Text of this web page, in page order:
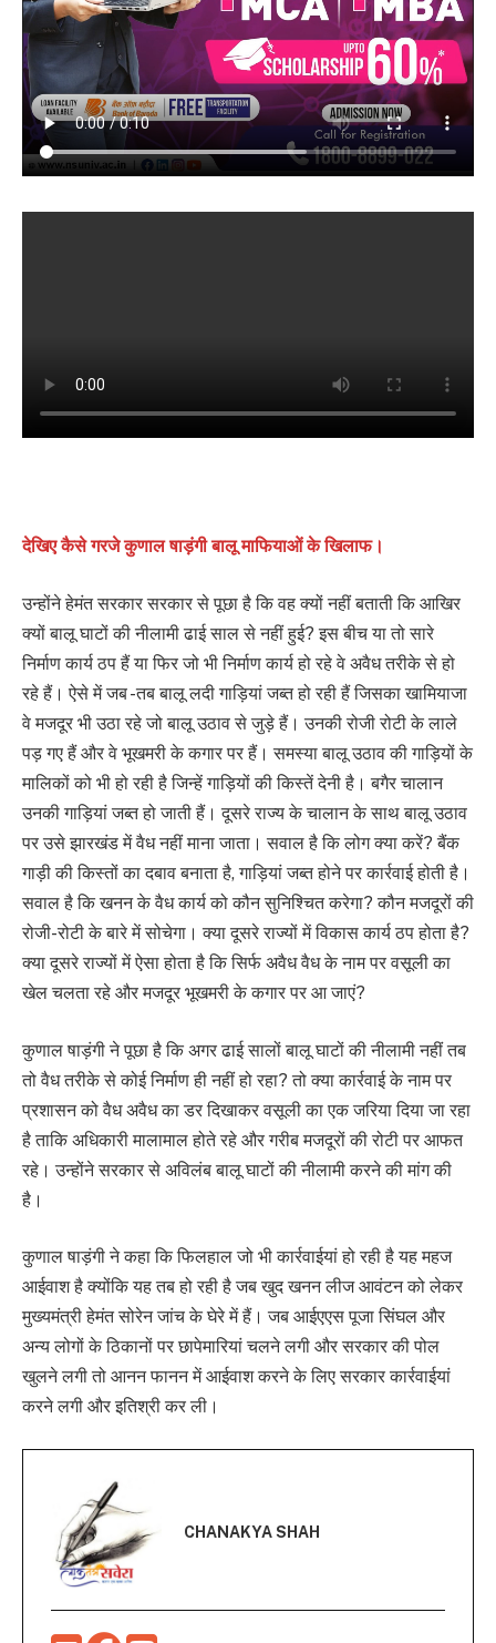
देखिए कैसे गरजे कुणाल षाड़ंगी बालू माफियाओं के खिलाफ।
उन्होंने हेमंत सरकार सरकार से पूछा है कि वह क्यों नहीं बताती कि आखिर
क्यों बालू घाटों की नीलामी ढाई साल से नहीं हुई? इस बीच या तो सारे
निर्माण कार्य ठप हैं या फिर जो भी निर्माण कार्य हो रहे वे अवैध तरीके से हो
रहे हैं। ऐसे में जब -तब बालू लदी गाड़ियां जब्त हो रही हैं जिसका खामियाजा
वे मजदूर भी उठा रहे जो बालू उठाव से जुड़े हैं। उनकी रोजी रोटी के लाले
पड़ गए हैं और वे भूखमरी के कगार पर हैं। समस्या बालू उठाव की गाड़ियों के
मालिकों को भी हो रही है जिन्हें गाड़ियों की किस्तें देनी है। बगैर चालान
उनकी गाड़ियां जब्त हो जाती हैं। दूसरे राज्य के चालान के साथ बालू उठाव
पर उसे झारखंड में वैध नहीं माना जाता। सवाल है कि लोग क्या करें? बैंक
गाड़ी की किस्तों का दबाव बनाता है, गाड़ियां जब्त होने पर कार्रवाई होती है।
सवाल है कि खनन के वैध कार्य को कौन सुनिश्चित करेगा? कौन मजदूरों की
रोजी-रोटी के बारे में सोचेगा। क्या दूसरे राज्यों में विकास कार्य ठप होता है?
क्या दूसरे राज्यों में ऐसा होता है कि सिर्फ अवैध वैध के नाम पर वसूली का
खेल चलता रहे और मजदूर भूखमरी के कगार पर आ जाएं?
कुणाल षाड़ंगी ने पूछा है कि अगर ढाई सालों बालू घाटों की नीलामी नहीं तब
तो वैध तरीके से कोई निर्माण ही नहीं हो रहा? तो क्या कार्रवाई के नाम पर
प्रशासन को वैध अवैध का डर दिखाकर वसूली का एक जरिया दिया जा रहा
है ताकि अधिकारी मालामाल होते रहे और गरीब मजदूरों की रोटी पर आफत
रहे। उन्होंने सरकार से अविलंब बालू घाटों की नीलामी करने की मांग की
है।
कुणाल षाड़ंगी ने कहा कि फिलहाल जो भी कार्रवाईयां हो रही है यह महज
आईवाश है क्योंकि यह तब हो रही है जब खुद खनन लीज आवंटन को लेकर
मुख्यमंत्री हेमंत सोरेन जांच के घेरे में हैं। जब आईएएस पूजा सिंघल और
अन्य लोगों के ठिकानों पर छापेमारियां चलने लगी और सरकार की पोल
खुलने लगी तो आनन फानन में आईवाश करने के लिए सरकार कार्रवाईयां
करने लगी और इतिश्री कर ली।
CHANAKYA SHAH